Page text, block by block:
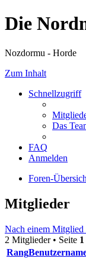
Die
Nozdormu - Horde
Zum Inhalt
Schnellzugriff
Das
FAQ
Anmelden
Foren-
Mitglieder
Nach einem Mitglied
2 Mitglieder • Seite 1
Rang